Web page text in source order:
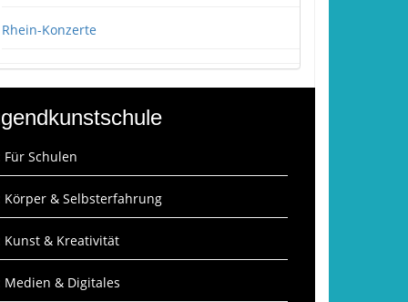
Rhein-Konzerte
Für Schulen
Körper & Selbsterfahrung
Kunst & Kreativität
Medien & Digitales